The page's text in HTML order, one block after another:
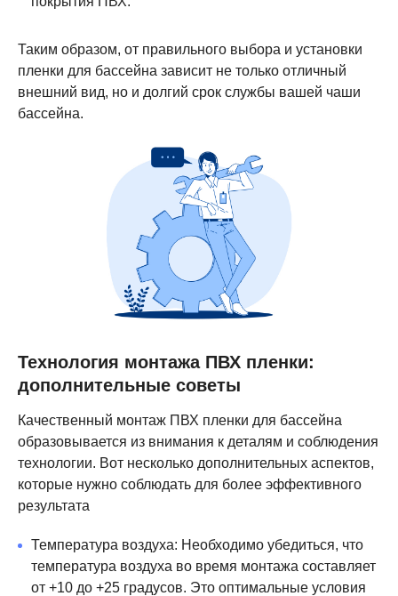
Таким образом, от правильного выбора и установки
пленки для бассейна зависит не только отличный
внешний вид, но и долгий срок службы вашей чаши
бассейна.
Технология монтажа ПВХ пленки:
дополнительные советы
Качественный монтаж ПВХ пленки для бассейна
образовывается из внимания к деталям и соблюдения
технологии. Вот несколько дополнительных аспектов,
которые нужно соблюдать для более эффективного
результата
Температура воздуха: Необходимо убедиться, что
температура воздуха во время монтажа составляет
от +10 до +25 градусов. Это оптимальные условия